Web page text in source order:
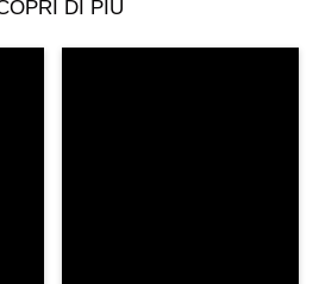
un video o una foto
essere il primo. Immaginalo...
DI PIÙ